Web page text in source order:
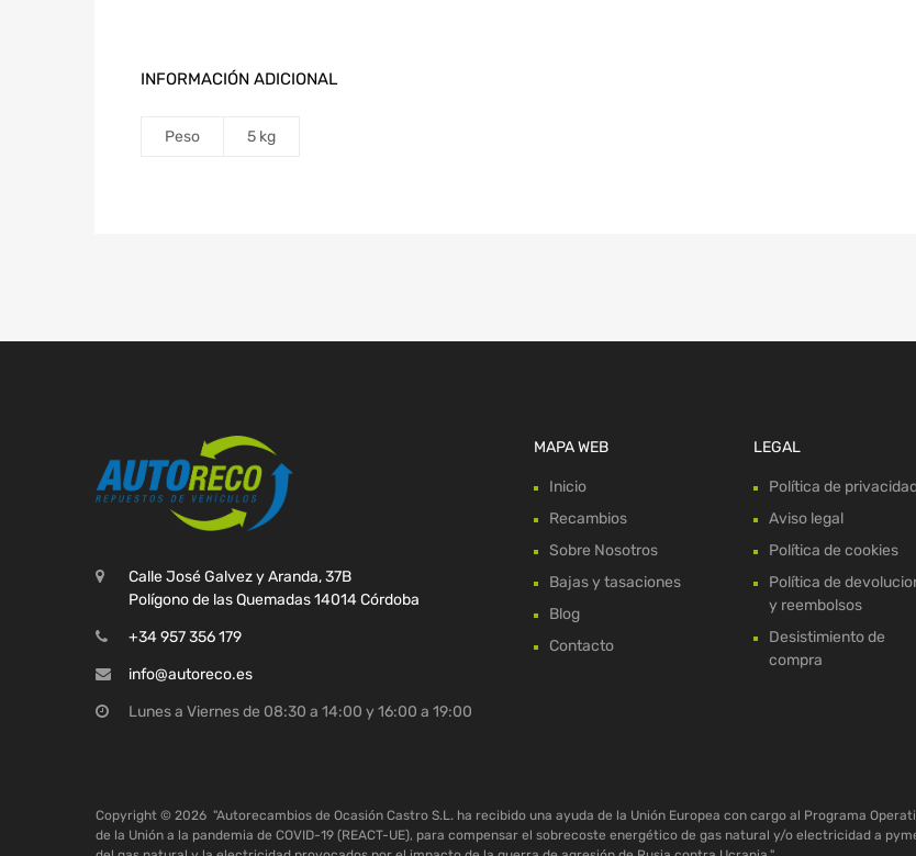
INFORMACIÓN ADICIONAL
Peso 5 kg
Calle José Galvez y Aranda, 37B
Polígono de las Quemadas 14014 Córdoba
+34 957 356 179
info@autoreco.es
Lunes a Viernes de 08:30 a 14:00 y 16:00 a 19:00
MAPA WEB
Inicio
Recambios
Sobre Nosotros
Bajas y tasaciones
Blog
Contacto
LEGAL
Política de
Aviso legal
Política de cookies
Política de
y reembolsos
Desistimiento de
compra
Copyright © 2026 "Autorecambios de Ocasión Castro S.L. ha recibido una ayuda de la Unión Europea con cargo al Programa
de la Unión a la pandemia de COVID-19 (REACT-UE), para compensar el sobrecoste energético de gas natural y/o electricidad a